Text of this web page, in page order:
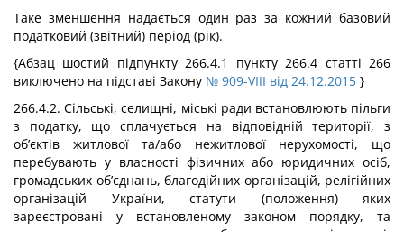
Таке зменшення надається один раз за кожний базовий
податковий (звітний) період (рік).
{Абзац шостий підпункту 266.4.1 пункту 266.4 статті 266
виключено на підставі Закону № 909-VIII від 24.12.2015 }
266.4.2. Сільські, селищні, міські ради встановлюють пільги
з податку, що сплачується на відповідній території, з
об’єктів житлової та/або нежитлової нерухомості, що
перебувають у власності фізичних або юридичних осіб,
громадських об’єднань, благодійних організацій, релігійних
організацій України, статути (положення) яких
зареєстровані у встановленому законом порядку, та